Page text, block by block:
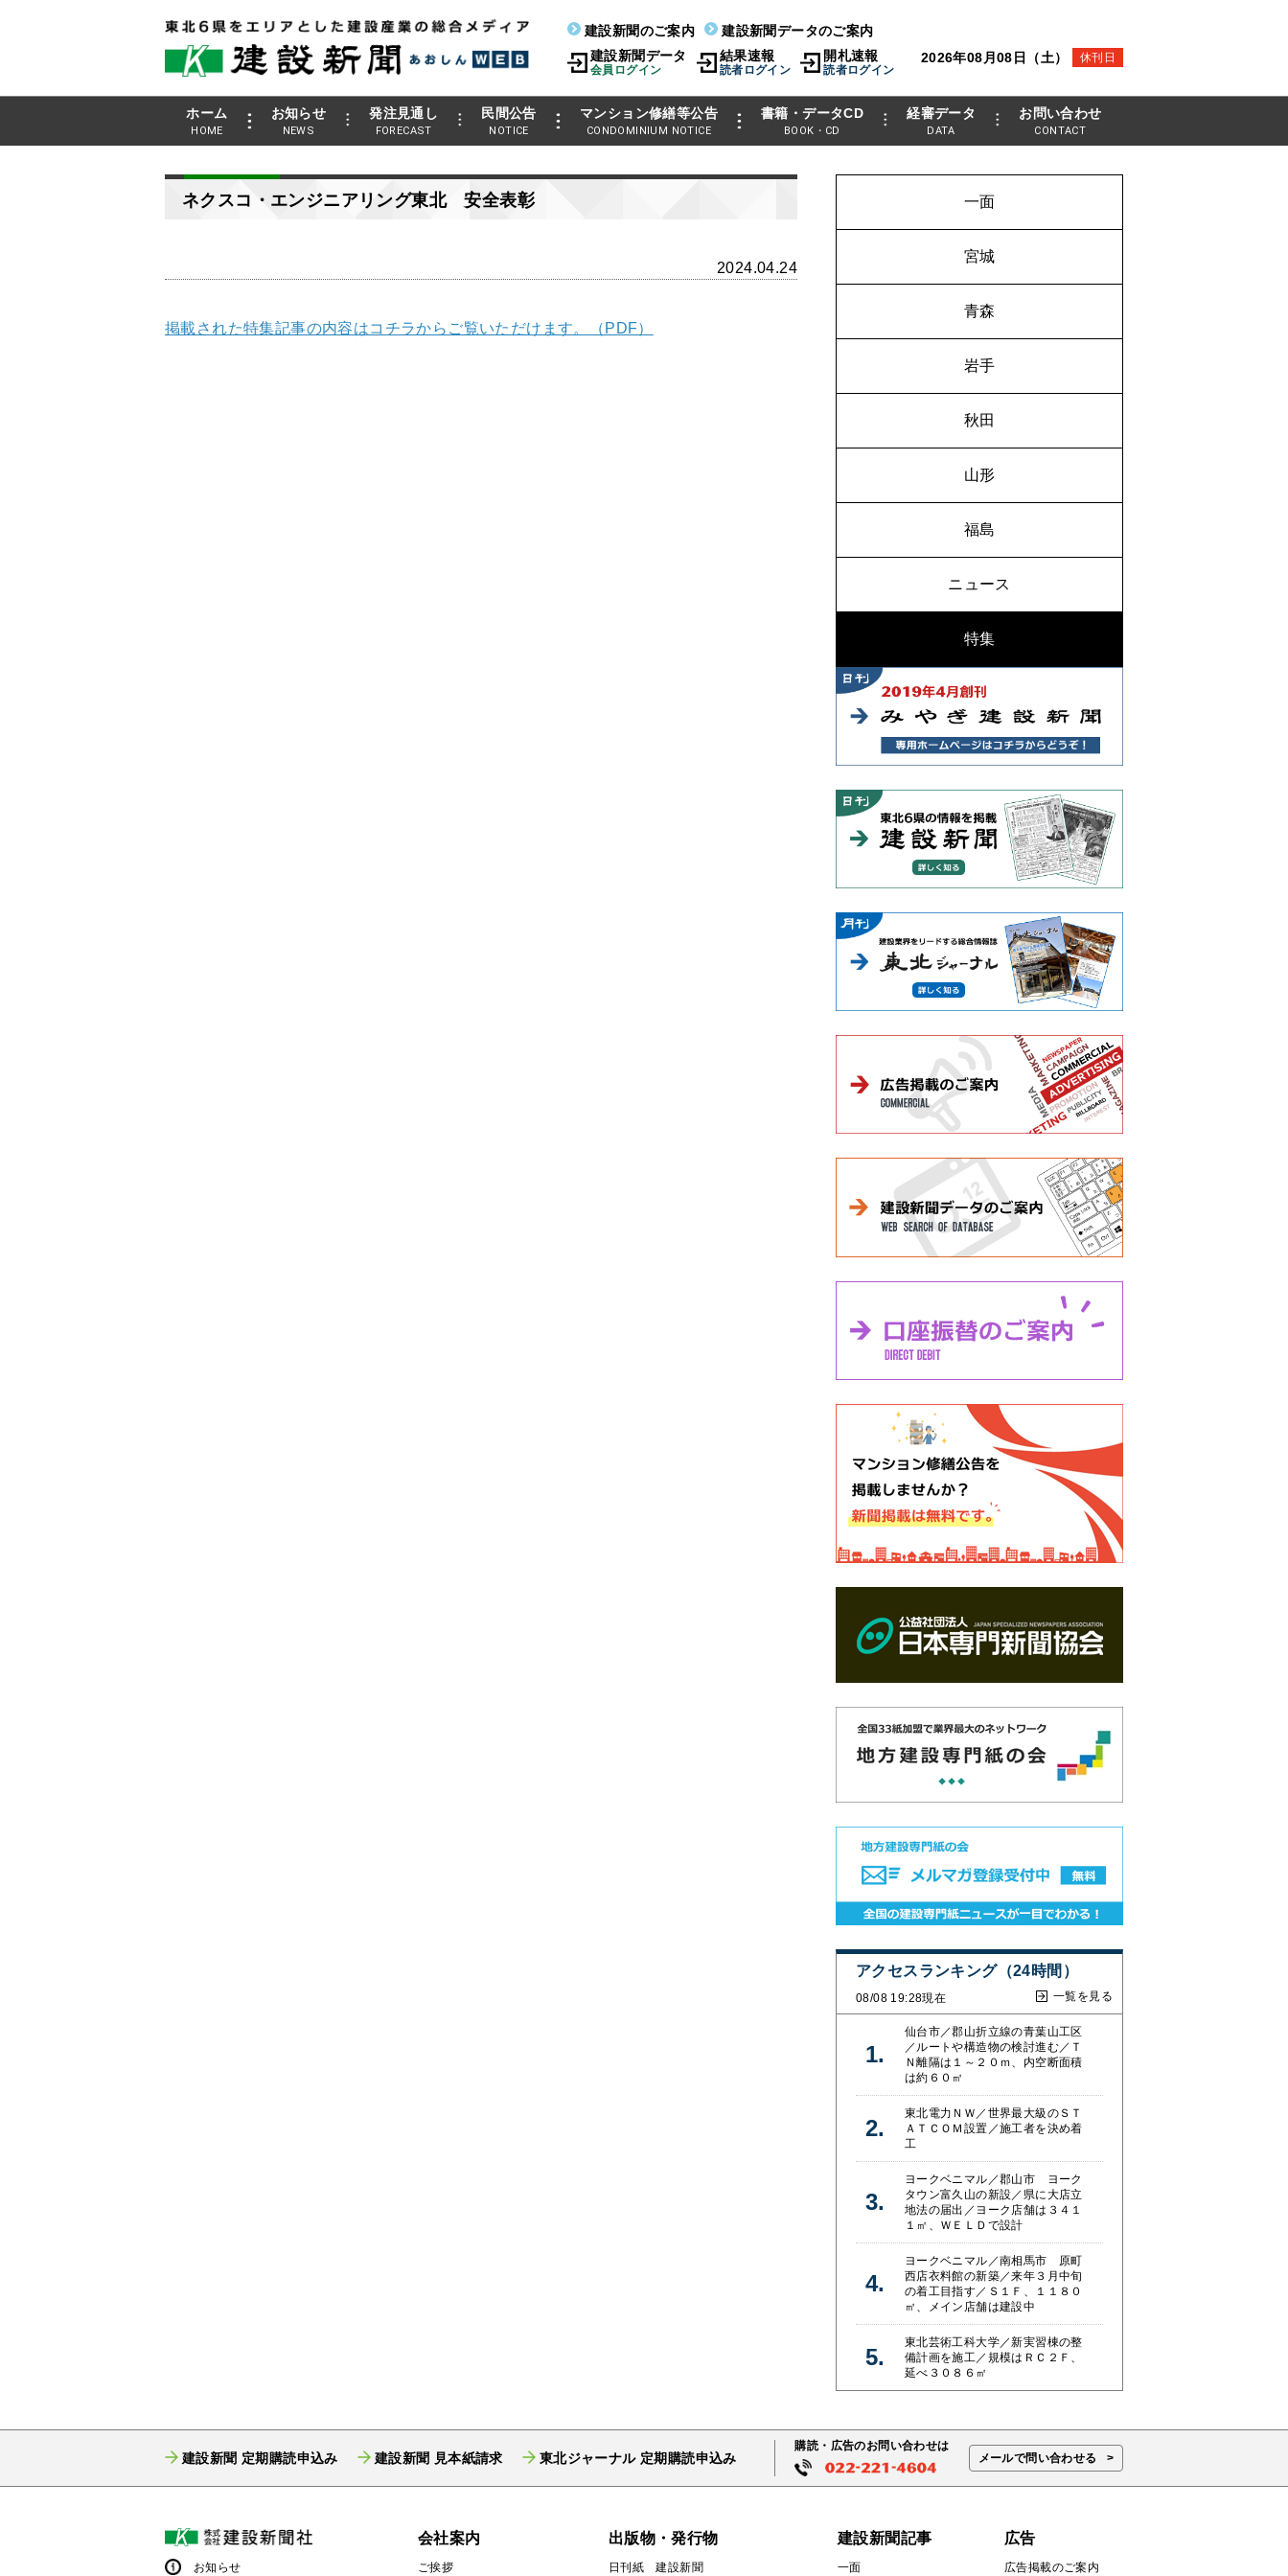
2026年08月08日（土） 休刊日
建設新聞のご案内
建設新聞データのご案内
建設新聞データ
会員ログイン
結果速報
読者ログイン
開札速報
読者ログイン
ホーム
HOME
お知らせ
NEWS
発注見通し
FORECAST
民間公告
NOTICE
マンション修繕等公告
CONDOMINIUM NOTICE
書籍・データCD
BOOK・CD
経審データ
DATA
お問い合わせ
CONTACT
ネクスコ・エンジニアリング東北 安全表彰
2024.04.24
掲載された特集記事の内容はコチラからご覧いただけます。（PDF）
一面
宮城
青森
岩手
秋田
山形
福島
ニュース
特集
アクセスランキング（24時間）
08/08 19:28現在 一覧を見る
仙台市／郡山折立線の青葉山工区
／ルートや構造物の検討進む／Ｔ
Ｎ離隔は１～２０ｍ、内空断面積
は約６０㎡
東北電力ＮＷ／世界最大級のＳＴ
ＡＴＣＯＭ設置／施工者を決め着
工
ヨークベニマル／郡山市 ヨーク
タウン富久山の新設／県に大店立
地法の届出／ヨーク店舗は３４１
１㎡、ＷＥＬＤで設計
ヨークベニマル／南相馬市 原町
西店衣料館の新築／来年３月中旬
の着工目指す／Ｓ１Ｆ、１１８０
㎡、メイン店舗は建設中
東北芸術工科大学／新実習棟の整
備計画を施工／規模はＲＣ２Ｆ、
延べ３０８６㎡
建設新聞 定期購読申込み 建設新聞 見本紙請求 東北ジャーナル 定期購読申込み
購読・広告のお問い合わせは
メールで問い合わせる
お知らせ
会社案内
ご挨拶
出版物・発行物
日刊紙 建設新聞
建設新聞記事
一面
広告
広告掲載のご案内